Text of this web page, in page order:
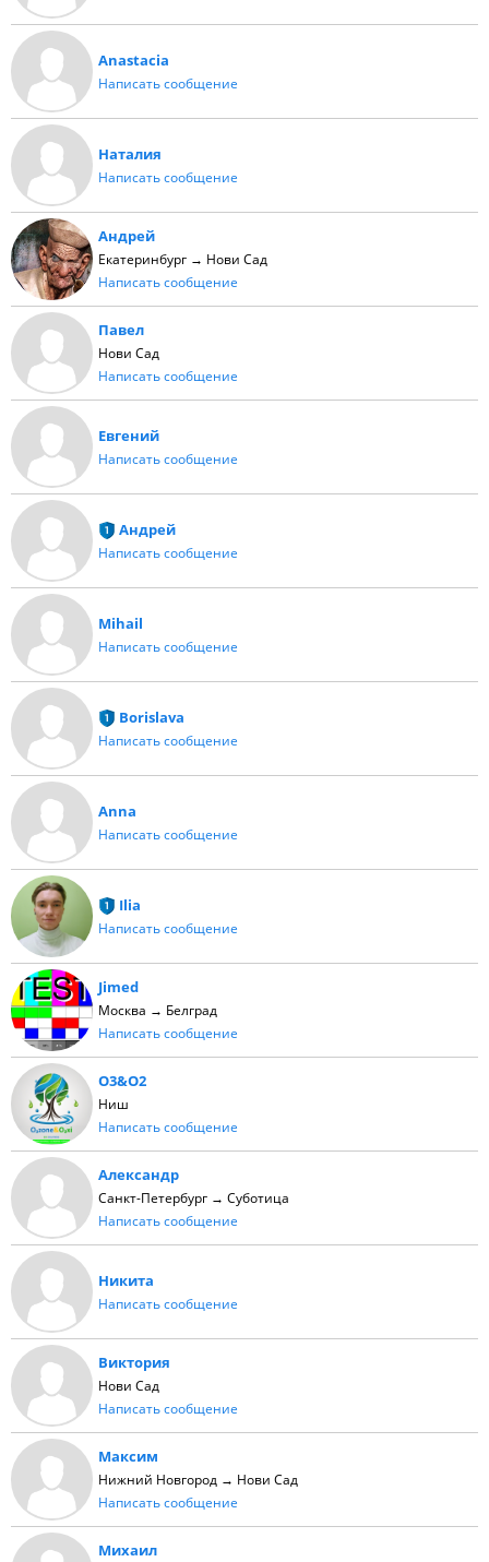
Anastacia
Написать сообщение
Наталия
Написать сообщение
Андрей
Екатеринбург → Нови Сад
Написать сообщение
Павел
Нови Сад
Написать сообщение
Евгений
Написать сообщение
Андрей
Написать сообщение
Mihail
Написать сообщение
Borislava
Написать сообщение
Anna
Написать сообщение
Ilia
Написать сообщение
Jimed
Москва → Белград
Написать сообщение
O3&O2
Ниш
Написать сообщение
Александр
Санкт-Петербург → Суботица
Написать сообщение
Никита
Написать сообщение
Виктория
Нови Сад
Написать сообщение
Максим
Нижний Новгород → Нови Сад
Написать сообщение
Михаил